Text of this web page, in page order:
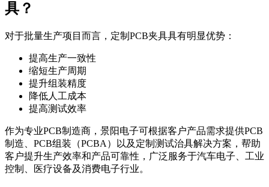
具？
对于批量生产项目而言，定制PCB夹具具有明显优势：
提高生产一致性
缩短生产周期
提升组装精度
降低人工成本
提高测试效率
作为专业PCB制造商，景阳电子可根据客户产品需求提供PCB
制造、PCB组装（PCBA）以及定制测试治具解决方案，帮助
客户提升生产效率和产品可靠性，广泛服务于汽车电子、工业
控制、医疗设备及消费电子行业。